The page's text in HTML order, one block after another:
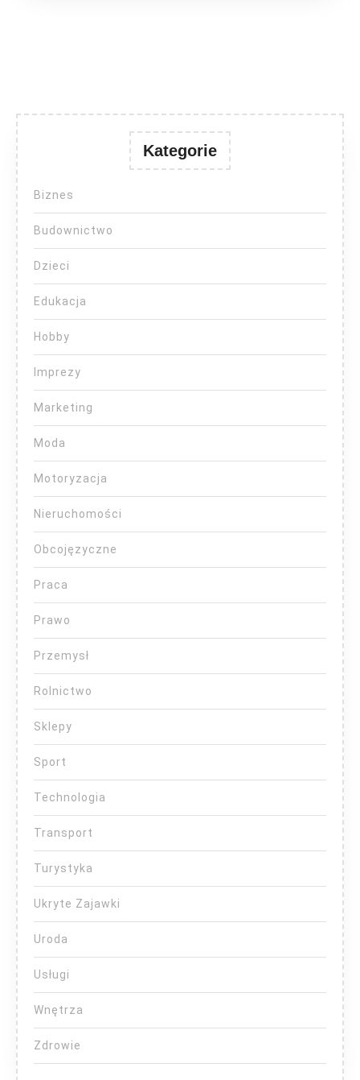
Kategorie
Biznes
Budownictwo
Dzieci
Edukacja
Hobby
Imprezy
Marketing
Moda
Motoryzacja
Nieruchomości
Obcojęzyczne
Praca
Prawo
Przemysł
Rolnictwo
Sklepy
Sport
Technologia
Transport
Turystyka
Ukryte Zajawki
Uroda
Usługi
Wnętrza
Zdrowie